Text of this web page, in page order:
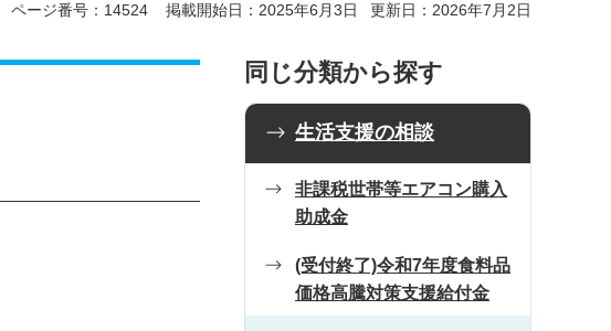
ページ番号：14524 掲載開始日：2025年6月3日 更新日：2026年7月2日
同じ分類から探す
生活支援の相談
非課税世帯等エアコン購入
助成金
(受付終了)令和7年度食料品
価格高騰対策支援給付金